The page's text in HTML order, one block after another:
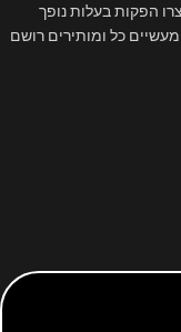
הפקות בעלות נופך
כל ומותירים רושם